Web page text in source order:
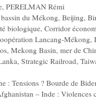
,PERELMAN Rémi
bassin du Mékong,Beijing,
biologique, Corridor
Lancang-Mékong,
, Mekong Basin, mer de
, Strategic Railroad,
: Tensions ? Bourde de
– Inde : Violences